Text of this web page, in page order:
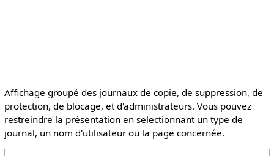
Affichage groupé des journaux de copie, de suppression, de
protection, de blocage, et d'administrateurs. Vous pouvez
restreindre la présentation en selectionnant un type de
journal, un nom d'utilisateur ou la page concernée.